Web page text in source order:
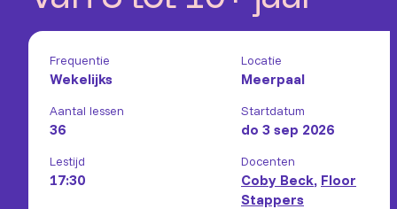
Frequentie
Wekelijks
Locatie
Meerpaal
Aantal lessen
36
Startdatum
do 3 sep 2026
Lestijd
17:30
Docenten
Coby Beck, Floor
Stappers